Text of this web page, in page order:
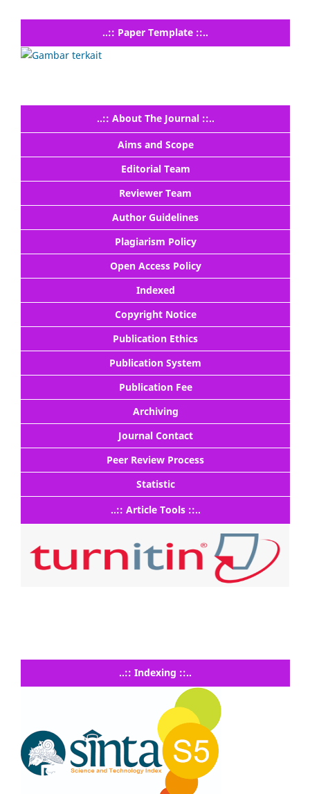
..:: Paper Template ::..
..:: About The Journal ::..
Aims and Scope
Editorial Team
Reviewer Team
Author Guidelines
Plagiarism Policy
Open Access Policy
Indexed
Copyright Notice
Publication Ethics
Publication System
Publication Fee
Archiving
Journal Contact
Peer Review Process
Statistic
..:: Article Tools ::..
..:: Indexing ::..